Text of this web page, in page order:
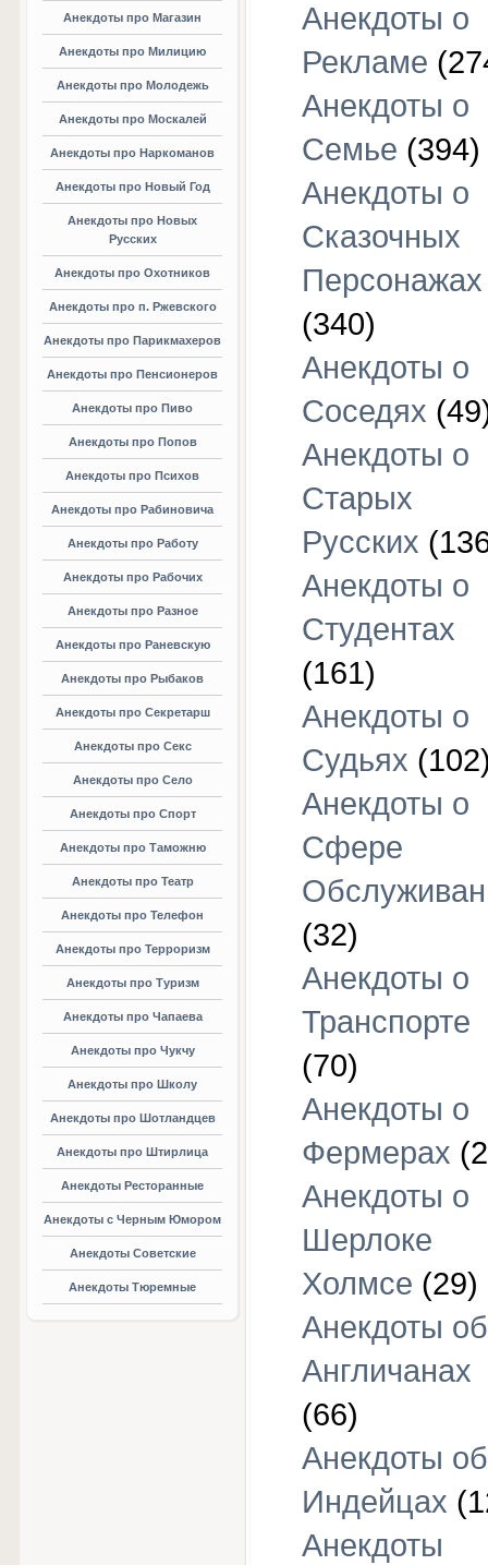
Анекдоты про Магазин
Анекдоты про Милицию
Анекдоты про Молодежь
Анекдоты про Москалей
Анекдоты про Наркоманов
Анекдоты про Новый Год
Анекдоты про Новых
Русских
Анекдоты про Охотников
Анекдоты про п. Ржевского
Анекдоты про Парикмахеров
Анекдоты про Пенсионеров
Анекдоты про Пиво
Анекдоты про Попов
Анекдоты про Психов
Анекдоты про Рабиновича
Анекдоты про Работу
Анекдоты про Рабочих
Анекдоты про Разное
Анекдоты про Раневскую
Анекдоты про Рыбаков
Анекдоты про Секретарш
Анекдоты про Секс
Анекдоты про Село
Анекдоты про Спорт
Анекдоты про Таможню
Анекдоты про Театр
Анекдоты про Телефон
Анекдоты про Терроризм
Анекдоты про Туризм
Анекдоты про Чапаева
Анекдоты про Чукчу
Анекдоты про Школу
Анекдоты про Шотландцев
Анекдоты про Штирлица
Анекдоты Ресторанные
Анекдоты с Черным Юмором
Анекдоты Советские
Анекдоты Тюремные
Анекдоты о
Рекламе
Анекдоты о
Семье (394)
Анекдоты о
Сказочных
Персонажах
(340)
Анекдоты о
Соседях
Анекдоты о
Старых
Русских
Анекдоты о
Студентах
(161)
Анекдоты о
Судьях
Анекдоты о
Сфере
(32)
Анекдоты о
Транспорте
(70)
Анекдоты о
Фермерах
Анекдоты о
Шерлоке
Холмсе (29)
Анекдоты об
Англичанах
(66)
Анекдоты об
Индейцах
Анекдоты